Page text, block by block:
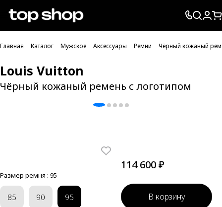
Проверка хлебных крошек
Главная Каталог Мужское Аксессуары Ремни Чёрный кожаный
Louis Vuitton
Чёрный кожаный ремень с логотипом
Размер ремня : 95
85 90 95
114 600 ₽
В корзину